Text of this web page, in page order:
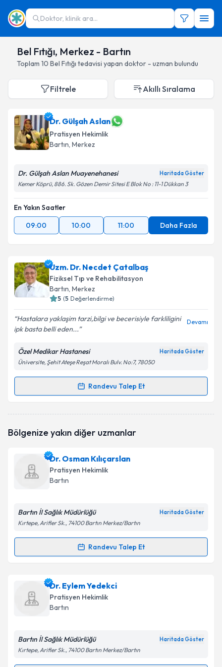
Doktor, klinik ara...
Bel Fıtığı, Merkez - Bartın
Toplam 10 Bel Fıtığı tedavisi yapan doktor - uzman bulundu
Filtrele Akıllı Sıralama
Dr. Gülşah Aslan
Pratisyen Hekimlik
Bartın, Merkez
Dr. Gülşah Aslan Muayenehanesi Haritada Göster
Kemer Köprü, 886. Sk. Gözen Demir Sitesi E Blok No : 11-1 Dükkan 3
En Yakın Saatler
09:00
10:00 11:00 Daha Fazla
Uzm. Dr. Necdet Çatalbaş
Fiziksel Tıp ve Rehabilitasyon
Bartın, Merkez
5 (5 Değerlendirme)
Hastalara yaklaşim tarzi,bilgi ve becerisiyle farkliligini
ipk basta belli eden...
Devamı
Özel Medikar Hastanesi Haritada Göster
Üniversite, Şehit Ateşe Reşat Moralı Bulv. No:7, 78050
Randevu Talep Et
Randevu Takvimi Talebi
talebi oluşturun. Size bu uzmandan randevu almanız
bilgilendireceğiz.
E-posta Adresiniz
Kişisel verilerimin işlenmesine ilişkin
kapsamda işlenmesini kabul ediyorum.
Bölgenize yakın diğer uzmanlar
Dr. Osman Kılıçarslan
Pratisyen Hekimlik
Bartın
Bartın İl Sağlık Müdürlüğü Haritada Göster
Kırtepe, Arifler Sk., 74100 Bartın Merkez/Bartın
Randevu Talep Et
Randevu Takvimi Talebi
Dr. Osman Kılıçarslaniçin randevu takvimi talebi
oluşturun. Size bu uzmandan randevu almanız için bir
takvim hazırlandığında e-posta ile bilgilendireceğiz.
Dr. Eylem Yedekci
Pratisyen Hekimlik
Bartın
Bartın İl Sağlık Müdürlüğü Haritada Göster
Kırtepe, Arifler Sk., 74100 Bartın Merkez/Bartın